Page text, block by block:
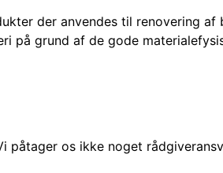
der anvendes til renovering
på grund af de gode
os ikke noget